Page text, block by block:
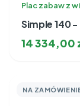
Plac zabaw z
Simple 140
14 334,00
NA